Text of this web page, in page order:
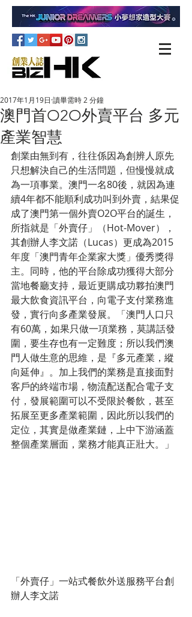
澳門首O2O外賣平台 多元
產業智慧
2017年1月19日 讀畢需時 2 分鐘
創業由無到有，往往係因為創辨人原先
只想解決自己的生活問題，但慢慢就成
為一項事業。澳門一名80後，就因為連
續4年都不能順利成功叫到外賣，結果促
成了澳門第一個外賣O2O平台的誕生，
所指就是「外賣仔」（Hot-Mover），
其創辦人李文諾（Lucas）更成為2015
年度「澳門青年企業家大獎」優秀獎得
主。同時，他的平台除成功獲得大部分
當地餐廳支持，最近更購成功夥拍澳門
最大飲食資訊平台，向電子支付業務進
發，實行向多產業發展。「澳門人口只
有60萬，如果只做一項業務，莫講話發
圍，要生存也有一定難度；所以我們澳
門人做生意的思維，是『多元產業，縱
向延伸』。加上我們的業務是直接面對
客戶的終端市場，物流配送配合電子支
付，發展範圍可以不受限於餐飲，甚至
拓展至更多產業範圍，因此所以我們的
定位，其實是做產業鏈，上中下游涵蓋
整個產業層面，業務才能真正壯大。」
「外賣仔」一站式餐飲外送服務平台創
辦人李文諾